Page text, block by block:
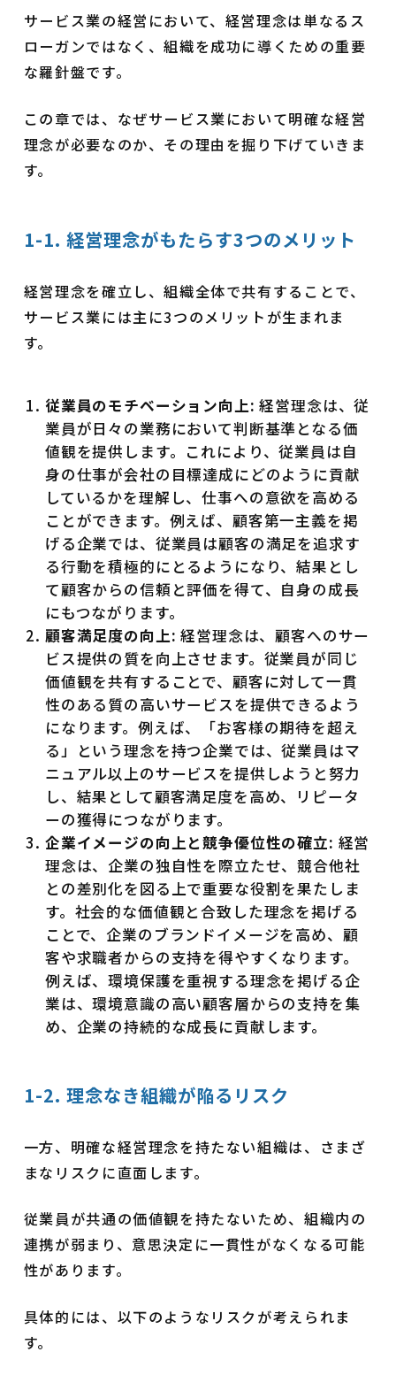
サービス業の経営において、経営理念は単なるス
ローガンではなく、組織を成功に導くための重要
な羅針盤です。
この章では、なぜサービス業において明確な経営
理念が必要なのか、その理由を掘り下げていきま
す。
1-1. 経営理念がもたらす3つのメリット
経営理念を確立し、組織全体で共有することで、
サービス業には主に3つのメリットが生まれま
す。
従業員のモチベーション向上: 経営理念は、従
業員が日々の業務において判断基準となる価
値観を提供します。これにより、従業員は自
身の仕事が会社の目標達成にどのように貢献
しているかを理解し、仕事への意欲を高める
ことができます。例えば、顧客第一主義を掲
げる企業では、従業員は顧客の満足を追求す
る行動を積極的にとるようになり、結果とし
て顧客からの信頼と評価を得て、自身の成長
にもつながります。
顧客満足度の向上: 経営理念は、顧客へのサー
ビス提供の質を向上させます。従業員が同じ
価値観を共有することで、顧客に対して一貫
性のある質の高いサービスを提供できるよう
になります。例えば、「お客様の期待を超え
る」という理念を持つ企業では、従業員はマ
ニュアル以上のサービスを提供しようと努力
し、結果として顧客満足度を高め、リピータ
ーの獲得につながります。
企業イメージの向上と競争優位性の確立: 経営
理念は、企業の独自性を際立たせ、競合他社
との差別化を図る上で重要な役割を果たしま
す。社会的な価値観と合致した理念を掲げる
ことで、企業のブランドイメージを高め、顧
客や求職者からの支持を得やすくなります。
例えば、環境保護を重視する理念を掲げる企
業は、環境意識の高い顧客層からの支持を集
め、企業の持続的な成長に貢献します。
1-2. 理念なき組織が陥るリスク
一方、明確な経営理念を持たない組織は、さまざ
まなリスクに直面します。
従業員が共通の価値観を持たないため、組織内の
連携が弱まり、意思決定に一貫性がなくなる可能
性があります。
具体的には、以下のようなリスクが考えられま
す。